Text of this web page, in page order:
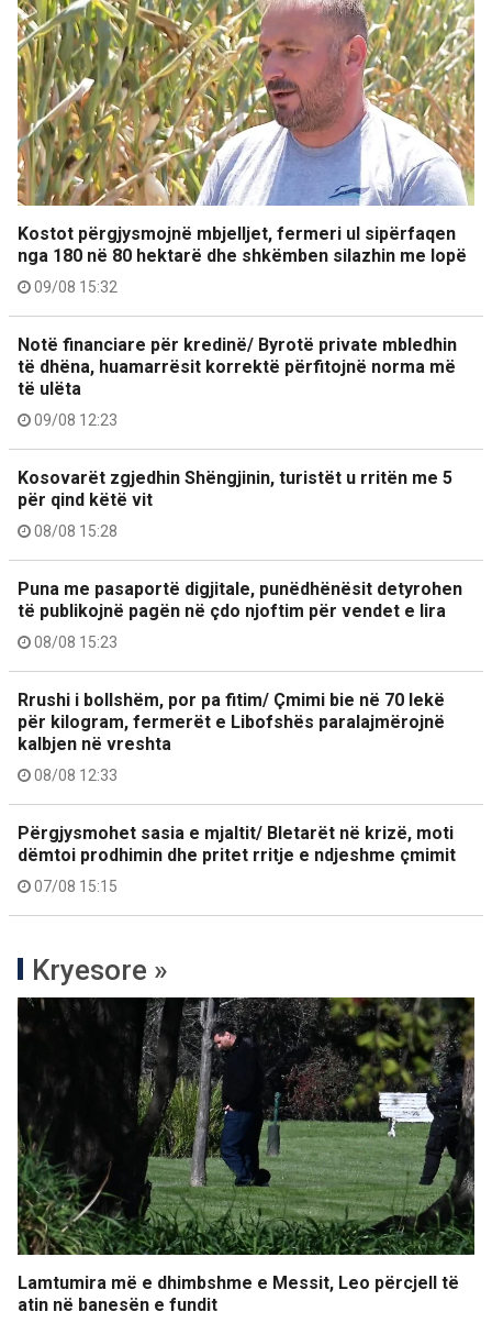
Kostot përgjysmojnë mbjelljet, fermeri ul sipërfaqen
nga 180 në 80 hektarë dhe shkëmben silazhin me lopë
09/08 15:32
Notë financiare për kredinë/ Byrotë private mbledhin
të dhëna, huamarrësit korrektë përfitojnë norma më
të ulëta
09/08 12:23
Kosovarët zgjedhin Shëngjinin, turistët u rritën me 5
për qind këtë vit
08/08 15:28
Puna me pasaportë digjitale, punëdhënësit detyrohen
të publikojnë pagën në çdo njoftim për vendet e lira
08/08 15:23
Rrushi i bollshëm, por pa fitim/ Çmimi bie në 70 lekë
për kilogram, fermerët e Libofshës paralajmërojnë
kalbjen në vreshta
08/08 12:33
Përgjysmohet sasia e mjaltit/ Bletarët në krizë, moti
dëmtoi prodhimin dhe pritet rritje e ndjeshme çmimit
07/08 15:15
Kryesore »
Lamtumira më e dhimbshme e Messit, Leo përcjell të
atin në banesën e fundit